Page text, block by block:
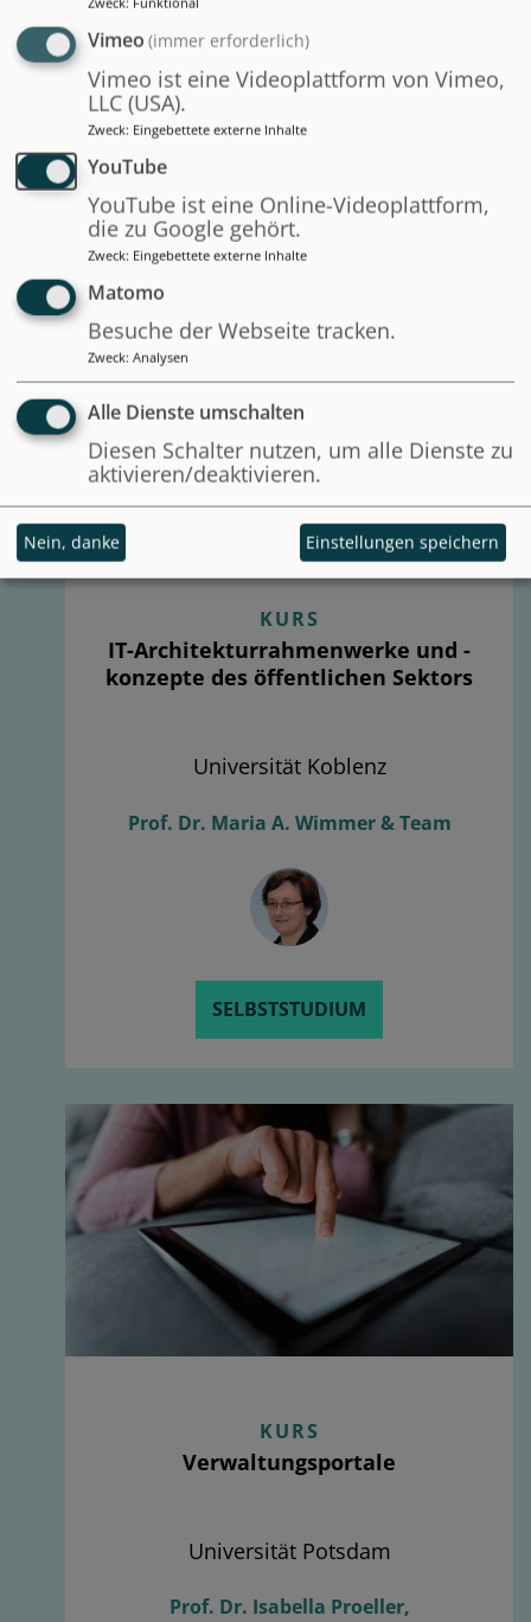
Prof. Dr.-Ing. Christoph Sorge & Team
SELBSTSTUDIUM
KURS
IT-Architekturrahmenwerke und -
konzepte des öffentlichen Sektors
Universität Koblenz
Prof. Dr. Maria A. Wimmer & Team
SELBSTSTUDIUM
KURS
Verwaltungsportale
Universität Potsdam
Prof. Dr. Isabella Proeller,
Vimeo (immer erforderlich)
Vimeo ist eine Videoplattform von Vimeo,
LLC (USA).
Zweck: Eingebettete externe Inhalte
YouTube
YouTube ist eine Online-Videoplattform,
die zu Google gehört.
Zweck: Eingebettete externe Inhalte
Matomo
Besuche der Webseite tracken.
Zweck: Analysen
Alle Dienste umschalten
Diesen Schalter nutzen, um alle Dienste zu
aktivieren/deaktivieren.
Nein, danke Einstellungen speichern